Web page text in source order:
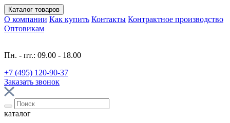
Каталог товаров
О компании Как купить Контакты Контрактное производство
Оптовикам
Пн. - пт.: 09.00 - 18.00
+7 (495) 120-90-37
Заказать звонок
каталог